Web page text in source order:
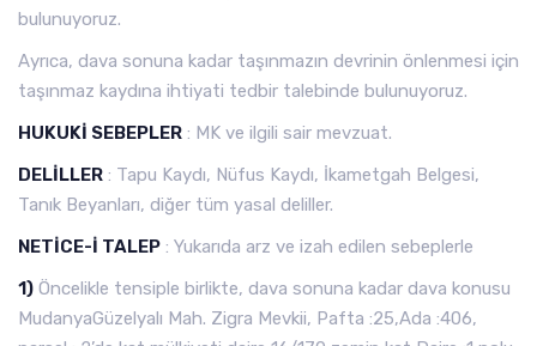
bulunuyoruz.
Ayrıca, dava sonuna kadar taşınmazın devrinin önlenmesi için
taşınmaz kaydına ihtiyati tedbir talebinde bulunuyoruz.
HUKUKİ SEBEPLER : MK ve ilgili sair mevzuat.
DELİLLER : Tapu Kaydı, Nüfus Kaydı, İkametgah Belgesi,
Tanık Beyanları, diğer tüm yasal deliller.
NETİCE-İ TALEP : Yukarıda arz ve izah edilen sebeplerle
1) Öncelikle tensiple birlikte, dava sonuna kadar dava konusu
MudanyaGüzelyalı Mah. Zigra Mevkii, Pafta :25,Ada :406,